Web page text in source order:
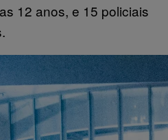
12 anos, e 15 policiais